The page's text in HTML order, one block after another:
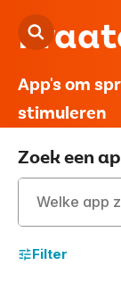
Driestroom
Logopedie
App's om
stimuleren
Zoek een
Filter